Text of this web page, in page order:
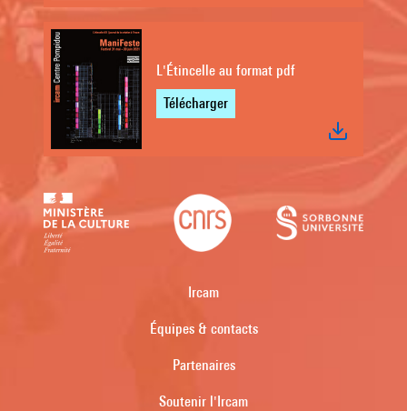
L'Étincelle au format pdf
Télécharger
Ircam
Équipes & contacts
Partenaires
Soutenir l'Ircam